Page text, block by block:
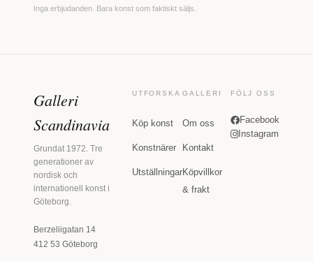
Inga erbjudanden. Bara konst som faktiskt säljs.
Galleri
Scandinavia
Grundat 1972. Tre
generationer av
nordisk och
internationell konst i
Göteborg.
Berzeliigatan 14
412 53 Göteborg
UTFORSKA
Köp konst
Konstnärer
Utställningar
GALLERI
Om oss
Kontakt
Köpvillkor
& frakt
FÖLJ OSS
Facebook
Instagram